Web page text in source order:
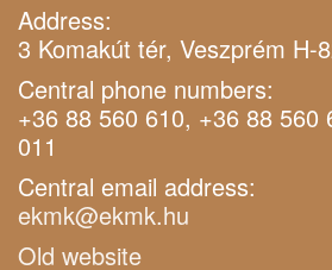
Address:
3 Komakút tér, Veszprém H-
Central phone numbers:
+36 88 560 610, +36 88 560
011
Central email address:
ekmk@ekmk.hu
Old website